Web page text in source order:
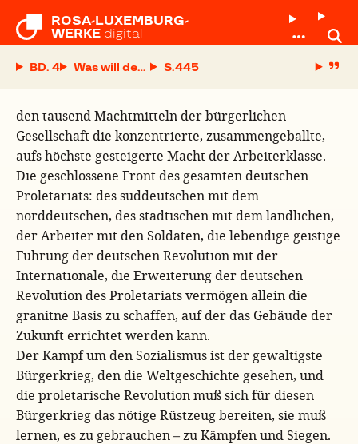
ROSA-LUXEMBURG-
WERKE digital
BD. 4 Was will der Spartakusbund?
S.
den tausend Machtmitteln der bürgerlichen
Gesellschaft die konzentrierte, zusammengeballte,
aufs höchste gesteigerte Macht der Arbeiterklasse.
Die geschlossene Front des gesamten deutschen
Proletariats: des süddeutschen mit dem
norddeutschen, des städtischen mit dem ländlichen,
der Arbeiter mit den Soldaten, die lebendige geistige
Führung der deutschen Revolution mit der
Internationale, die Erweiterung der deutschen
Revolution des Proletariats vermögen allein die
granitne Basis zu schaffen, auf der das Gebäude der
Zukunft errichtet werden kann.
Der Kampf um den Sozialismus ist der gewaltigste
Bürgerkrieg, den die Weltgeschichte gesehen, und
die proletarische Revolution muß sich für diesen
Bürgerkrieg das nötige Rüstzeug bereiten, sie muß
lernen, es zu gebrauchen – zu Kämpfen und Siegen.